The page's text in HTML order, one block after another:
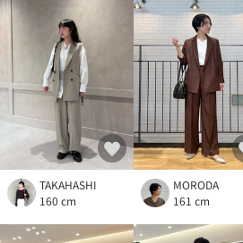
TAKAHASHI
160 cm
MORODA
161 cm